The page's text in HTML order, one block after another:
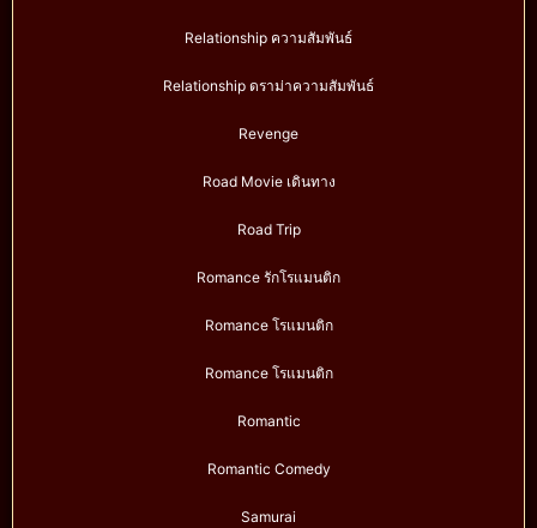
Relationship ความสัมพันธ์
Relationship ดราม่าความสัมพันธ์
Revenge
Road Movie เดินทาง
Road Trip
Romance รักโรแมนติก
Romance โรแมนติก
Romance โรแมนติก
Romantic
Romantic Comedy
Samurai